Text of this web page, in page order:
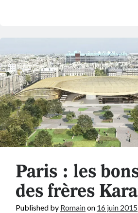
Paris : les
des frères
Published by Romainon 16 juin 2015